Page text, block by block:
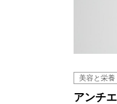
美容と栄養
アンチ